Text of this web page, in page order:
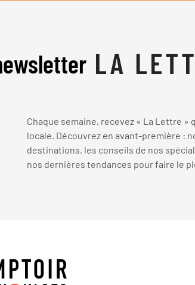
Chaque semaine, recevez « La Lettre »
locale. Découvrez en avant-première :
destinations, les conseils de nos
nos dernières tendances pour faire le